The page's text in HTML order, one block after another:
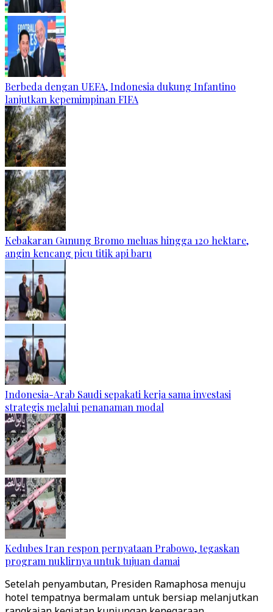
Berbeda dengan UEFA, Indonesia dukung Infantino
lanjutkan kepemimpinan FIFA
Kebakaran Gunung Bromo meluas hingga 120 hektare,
angin kencang picu titik api baru
Indonesia-Arab Saudi sepakati kerja sama investasi
strategis melalui penanaman modal
Kedubes Iran respon pernyataan Prabowo, tegaskan
program nuklirnya untuk tujuan damai
Setelah penyambutan, Presiden Ramaphosa menuju
hotel tempatnya bermalam untuk bersiap melanjutkan